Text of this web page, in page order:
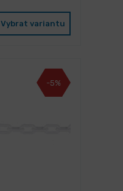
Vybrat variantu
-5%